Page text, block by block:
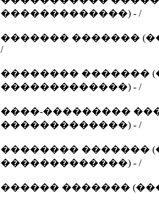
�������������) - /
������� �������
/
�������� �������
�������������) - /
����-���������
�������������) - /
�������� �������
�������������) - /
������ �������